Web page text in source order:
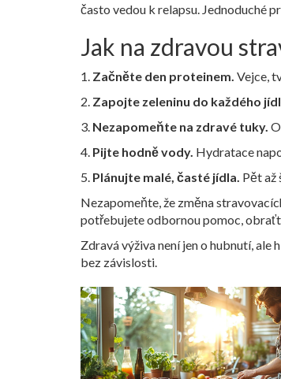
často vedou k relapsu. Jednoduché
Jak na zdravou
1. Začněte den proteinem. Vejce,
2. Zapojte zeleninu do každého
3. Nezapomeňte na zdravé tuky.
4. Pijte hodně vody. Hydratace
5. Plánujte malé, časté jídla. Pět až
Nezapomeňte, že změna
potřebujete odbornou pomoc,
Zdravá výživa není jen o hubnutí,
bez závislosti.